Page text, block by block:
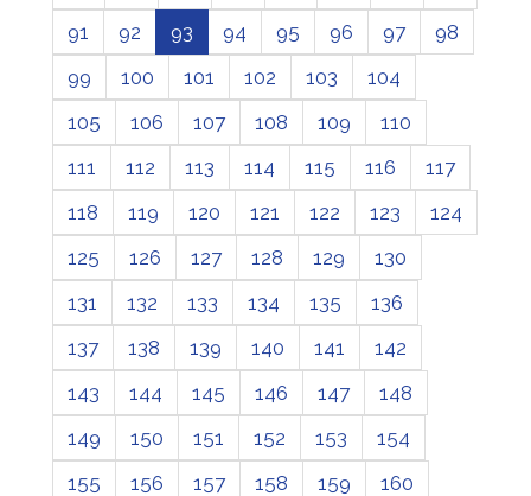
91
92 93 94 95 96 97
98
99
100 101 102 103
104
105
106 107 108 109
110
111
112 113 114 115 116
117
118
119 120 121 122 123
124
125
126 127 128 129
130
131
132 133 134 135
136
137
138 139 140 141
142
143
144 145 146 147
148
149
150 151 152 153
154
155
156 157 158 159
160